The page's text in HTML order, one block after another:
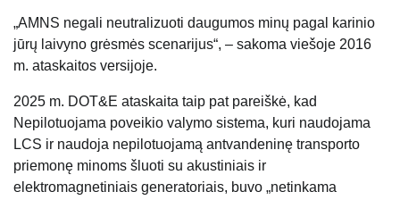
„AMNS negali neutralizuoti daugumos minų pagal karinio
jūrų laivyno grėsmės scenarijus“, – sakoma viešoje 2016
m. ataskaitos versijoje.
2025 m. DOT&E ataskaita taip pat pareiškė, kad
Nepilotuojama poveikio valymo sistema, kuri naudojama
LCS ir naudoja nepilotuojamą antvandeninę transporto
priemonę minoms šluoti su akustiniais ir
elektromagnetiniais generatoriais, buvo „netinkama